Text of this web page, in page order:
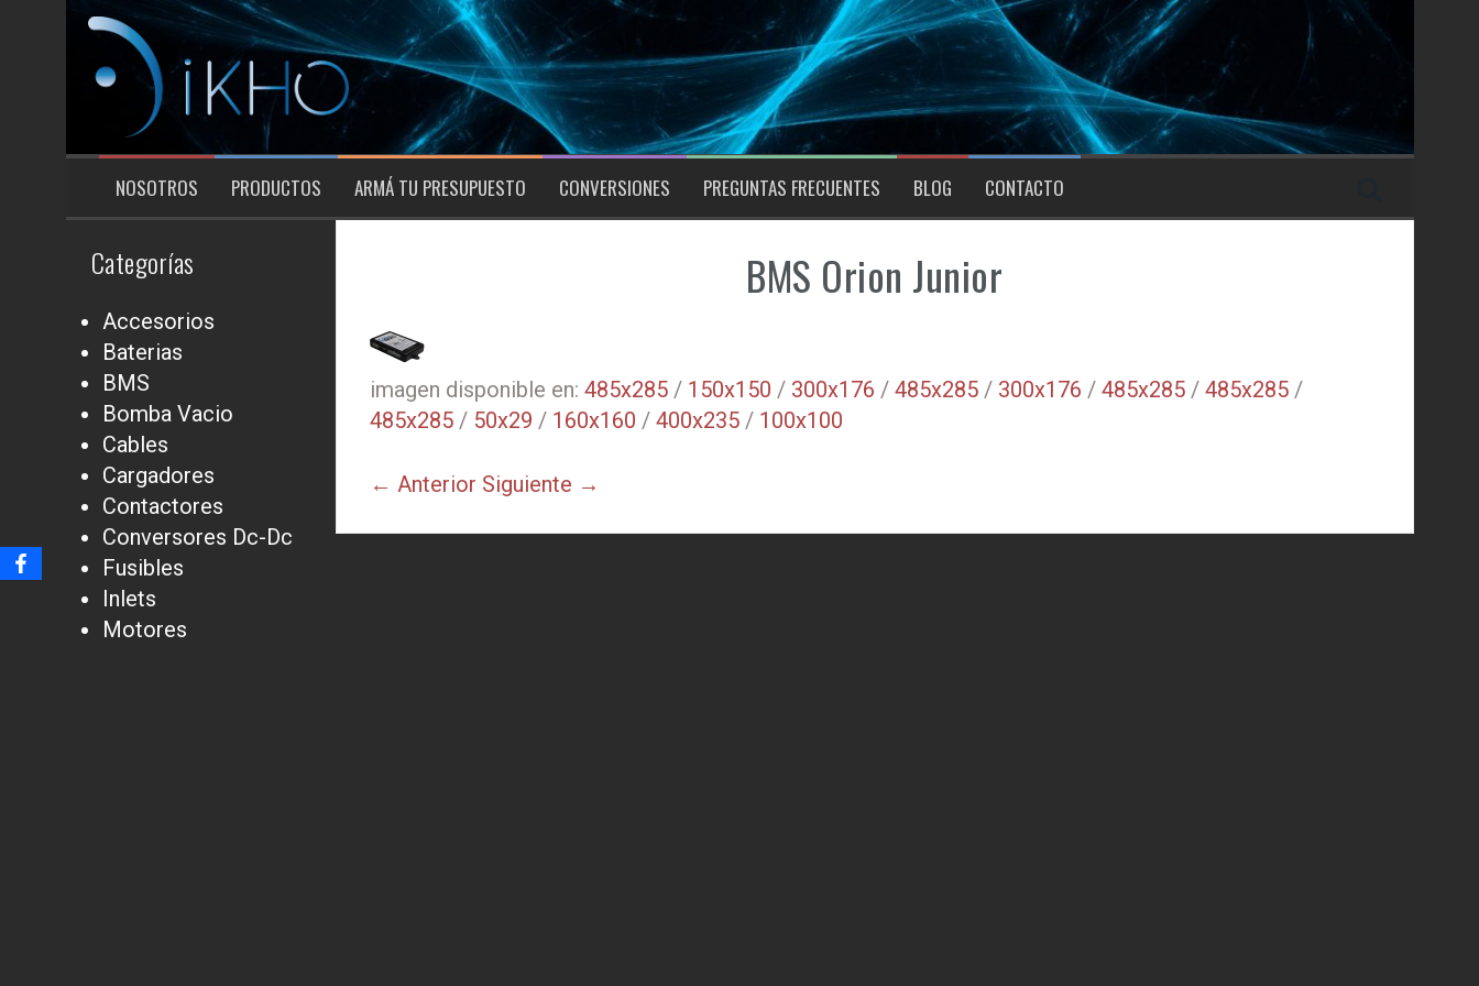
contenido
NOSOTROS PRODUCTOS ARMÁ TU PRESUPUESTO CONVERSIONES PREGUNTAS FRECUENTES BLOG CONTACTO
BMS Orion Junior
imagen disponible en: 485x285/ 150x150 / 300x176 / 485x285/ 300x176 / 485x285/ 485x285/
485x285/ 50x29 / 160x160 / 400x235/ 100x100
← Anterior Siguiente →
Categorías
Accesorios
Baterias
BMS
Bomba Vacio
Cables
Cargadores
Contactores
Conversores Dc-Dc
Fusibles
Inlets
Motores